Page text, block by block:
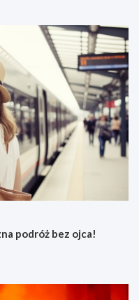
podróż bez ojca!